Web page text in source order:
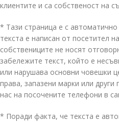
клиентите и са собственост на
* Тази страница е с автоматично
текста е написан от посетител
собствениците не носят
забележите текст, който е
или нарушава основни човешки
права, запазени марки или
нас на посочените телефони в
* Поради факта, че текста е